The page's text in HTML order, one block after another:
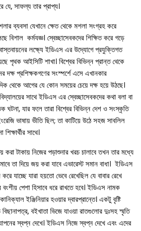
সাফল্য তার প্রাপ্য।
ব্যবসা যেখানে ক্ষেত থেকে মশলা সংগ্রহ করে
বিশাল কর্মযজ্ঞ। স্বেচ্ছাসেবকদের শিক্ষিত করে গড়ে
লক্ষ্যে ইডিএস এর উদ্যোগে প্রযুক্তিগত
পৃথক আইসিটি শাখা। বিশ্বের বিভিন্ন প্রান্ত থেকে
দক্ষ প্রশিক্ষকগণের সংস্পর্শে এসে এখানকার
থেকে আগের যে কোন সময়ের চেয়ে দক্ষ হয়ে উঠছে।
সাথে ইডিএস এর স্বেচ্ছাসেবকদের কথা বলা বা
যার ফলে তারা বিশ্বের বিভিন্ন দেশ ও সংস্কৃতি
ভাষায় ভীতি ছিল; তা কাটিয়ে উঠে সহজ সাবলিল
সাথে।
টাকায় নিজের পড়াশুনার খরচ চালাবে তখন তার মধ্যে
তা দিয়ে জয় করা যাবে এভারেস্ট সমান বাধা। ইডিএস
যাচ্ছে যারা হয়তো ভেবে রেখেছিল যে বাবার রেখে
পেশা হিসাবে ধরে রাখতে হবে। ইডিএস নামক
ইঞ্জিনিয়ার হওয়ার দ্বারপ্রান্তে। একটু বৃষ্টি
বইখাতা ভিজে যাওয়া রাতগুলোর দুঃসহ স্মৃতি
স্বপ্ন দেখে। ইডিএস নিজে স্বপ্ন দেখে এবং এদের